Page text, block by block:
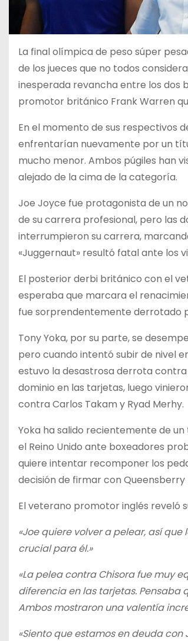
La final olímpica de peso súper
de los jueces que no todos
inesperada revancha entre los dos
promotor británico Frank Warren
En el momento de sus respectivos
enfrentarían nuevamente por un
mucho menor. Ambos púgiles han
alejado de la cima de la categoría.
Joe Joyce fue protagonista de un
de su carrera profesional, pero las
interrumpieron su carrera,
«Juggernaut» resultó fatal ante los
El posterior derbi británico con el
esperaba que marcara el
fue sorprendentemente derrotado
Tony Yoka, por su parte, se
pero cuando intentó subir de nivel
estuvo la desastrosa derrota contra
dominio en las tarjetas, luego
contra Carlos Takam y Ryad Merhy.
Yoka ha salido recientemente de
el Reino Unido ante boxeadores
quiere intentar recomponer los
decisión de firmar con
El veterano promotor inglés reveló
«Joe quiere volver a pelear, así
crucial para él.»
«La pelea contra Chisora fue muy
diferencia en las tarjetas. Pensaba
Ambos mostraron una valentía
«Siento que estamos en deuda